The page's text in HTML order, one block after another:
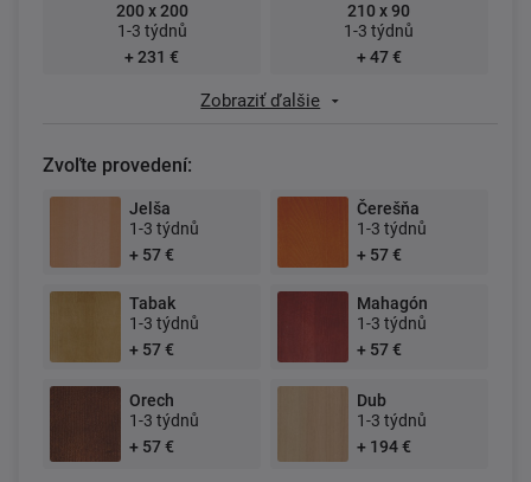
200 x 200
1-3 týdnů
+ 231 €
210 x 90
1-3 týdnů
+ 47 €
Zobraziť ďalšie
Zvoľte provedení:
Jelša
1-3 týdnů
+ 57 €
Čerešňa
1-3 týdnů
+ 57 €
Tabak
1-3 týdnů
+ 57 €
Mahagón
1-3 týdnů
+ 57 €
Orech
1-3 týdnů
+ 57 €
Dub
1-3 týdnů
+ 194 €